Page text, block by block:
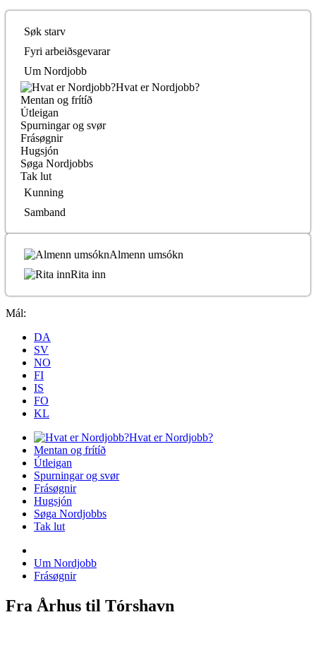
Søk starv
Fyri arbeiðsgevarar
Um Nordjobb
Hvat er Nordjobb?
Mentan og frítíð
Útleigan
Spurningar og svør
Frásøgnir
Hugsjón
Søga Nordjobbs
Tak lut
Kunning
Samband
Almenn umsókn
Rita inn
Mál:
DA
SV
NO
FI
IS
FO
KL
Hvat er Nordjobb?
Mentan og frítíð
Útleigan
Spurningar og svør
Frásøgnir
Hugsjón
Søga Nordjobbs
Tak lut
Um Nordjobb
Frásøgnir
Fra Århus til Tórshavn